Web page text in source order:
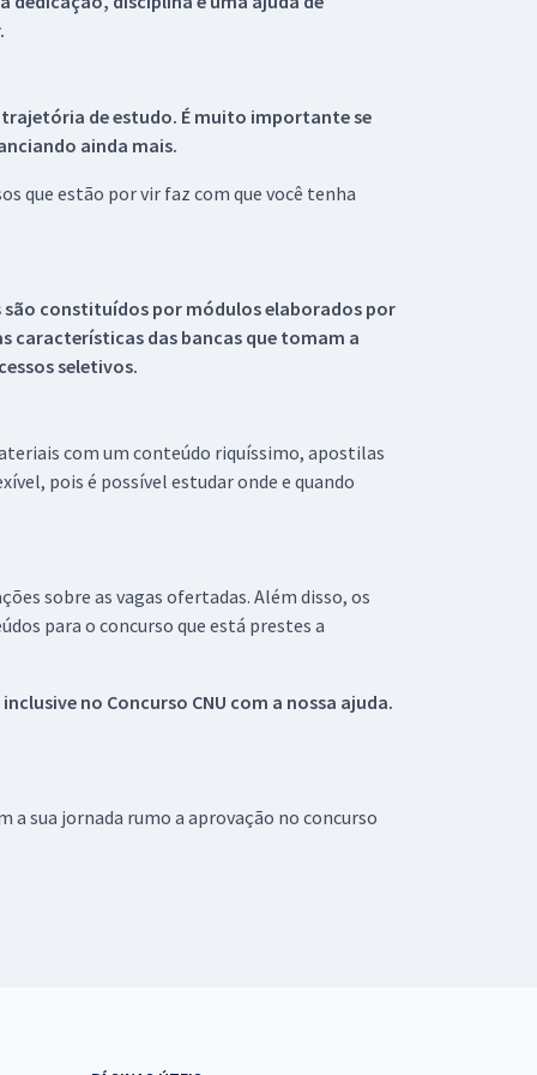
de estudo. É muito importante se
ainda mais.
que estão por vir faz com que você tenha
são constituídos por módulos elaborados por
características das bancas que tomam a
seletivos.
com um conteúdo riquíssimo, apostilas
pois é possível estudar onde e quando
sobre as vagas ofertadas. Além disso, os
para o concurso que está prestes a
no Concurso CNU com a nossa ajuda.
a sua jornada rumo a aprovação no concurso